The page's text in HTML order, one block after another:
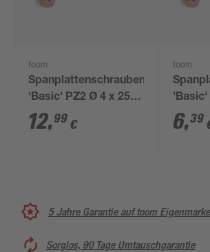
toom
Spanplattenschrauben
'Basic' PZ2 Ø 4 x 25
mm 300 Stück
12,99 €
toom
'Basic'
PZ2 50
6,39
5 Jahre Garantie auf toom
Sorglos, 90 Tage Umtauschgarantie